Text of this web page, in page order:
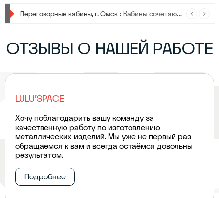
Переговорные кабины, г. Омск : Кабины сочетают в себе современный дизайн, передовые технологии и максимальную функциональность.
Приближается конец года :В конце года работа кипит, и мы активно погружены в завершение текущего сезона, чтобы подготовиться к новым вершинам и задачам.
ОТЗЫВЫ О НАШЕЙ РАБОТЕ
LULU'SPACE
Хочу поблагодарить вашу команду за
качественную работу по изготовлению
металлических изделий. Мы уже не первый раз
обращаемся к вам и всегда остаёмся довольны
результатом.
Подробнее